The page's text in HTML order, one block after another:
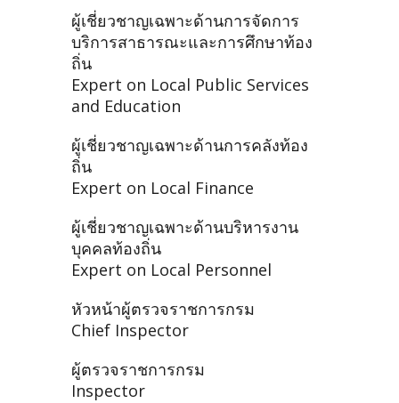
ผู้เชี่ยวชาญเฉพาะด้านการจัดการ
บริการสาธารณะและการศึกษาท้อง
ถิ่น
Expert on Local Public Services
and Education
ผู้เชี่ยวชาญเฉพาะด้านการคลังท้อง
ถิ่น
Expert on Local Finance
ผู้เชี่ยวชาญเฉพาะด้านบริหารงาน
บุคคลท้องถิ่น
Expert on Local Personnel
หัวหน้าผู้ตรวจราชการกรม
Chief Inspector
ผู้ตรวจราชการกรม
Inspector